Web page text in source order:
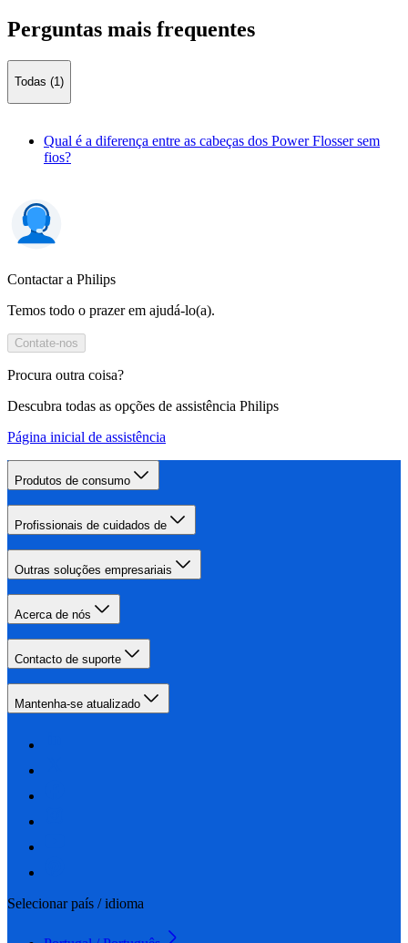
Perguntas mais frequentes
Todas (1)
Qual é a diferença entre as cabeças dos Power Flosser sem
fios?
Contactar a Philips
Temos todo o prazer em ajudá-lo(a).
Contate-nos
Procura outra coisa?
Descubra todas as opções de assistência Philips
Página inicial de assistência
Produtos de consumo
Profissionais de cuidados de
Outras soluções empresariais
Acerca de nós
Contacto de suporte
Mantenha-se atualizado
Selecionar país / idioma